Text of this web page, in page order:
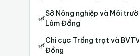
🌿
Sở Nông nghiệp và Môi
Lâm Đồng
🌿
Chi cục Trồng trọt và
Đồng